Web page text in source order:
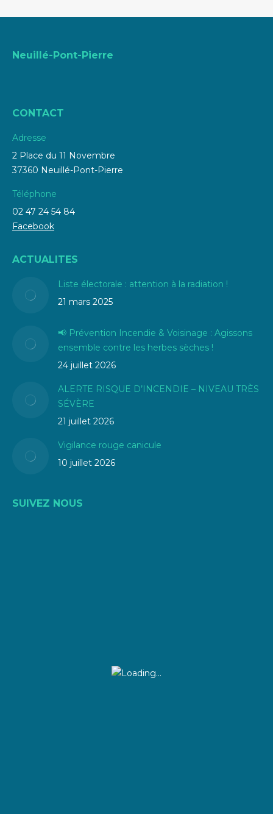
Neuillé-Pont-Pierre
CONTACT
Adresse
2 Place du 11 Novembre
37360 Neuillé-Pont-Pierre
Téléphone
02 47 24 54 84
Facebook
ACTUALITES
Liste électorale : attention à la radiation !
21 mars 2025
📢 Prévention Incendie & Voisinage : Agissons
ensemble contre les herbes sèches !
24 juillet 2026
ALERTE RISQUE D’INCENDIE – NIVEAU TRÈS
SÉVÈRE
21 juillet 2026
Vigilance rouge canicule
10 juillet 2026
SUIVEZ NOUS